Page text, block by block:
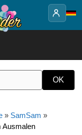
» SamSam »
Ausmalen